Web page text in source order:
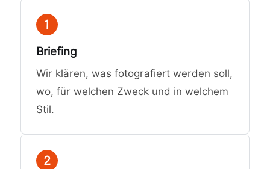
1
Briefing
Wir klären, was fotografiert werden soll,
wo, für welchen Zweck und in welchem
Stil.
2